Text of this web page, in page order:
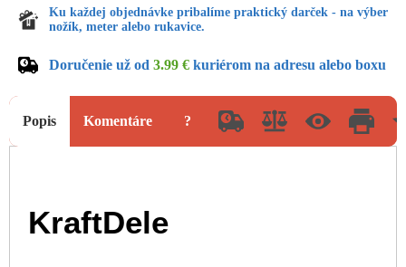
Ku každej objednávke pribalíme praktický darček - na výber
nožík, meter alebo rukavice.
Doručenie už od 3.99 € kuriérom na adresu alebo boxu
Popis Komentáre ?
KraftDele